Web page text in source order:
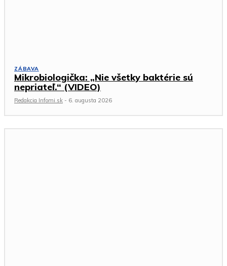
ZÁBAVA
Mikrobiologička: „Nie všetky baktérie sú
nepriateľ.“ (VIDEO)
Redakcia Infomi.sk - 6. augusta 2026